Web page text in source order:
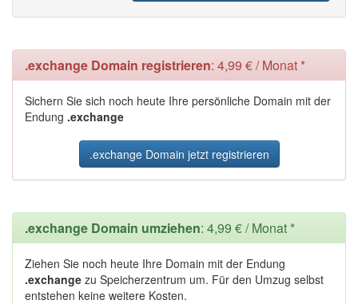
.exchange Domain registrieren: 4,99 € / Monat *
Sichern Sie sich noch heute Ihre persönliche Domain mit der
Endung .exchange
.exchange Domain jetzt registrieren
.exchange Domain umziehen: 4,99 € / Monat *
Ziehen Sie noch heute Ihre Domain mit der Endung
.exchange zu Speicherzentrum um. Für den Umzug selbst
entstehen keine weitere Kosten.